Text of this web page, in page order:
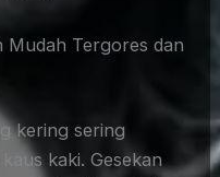
Mudah Tergores dan
kering sering
kaki. Gesekan